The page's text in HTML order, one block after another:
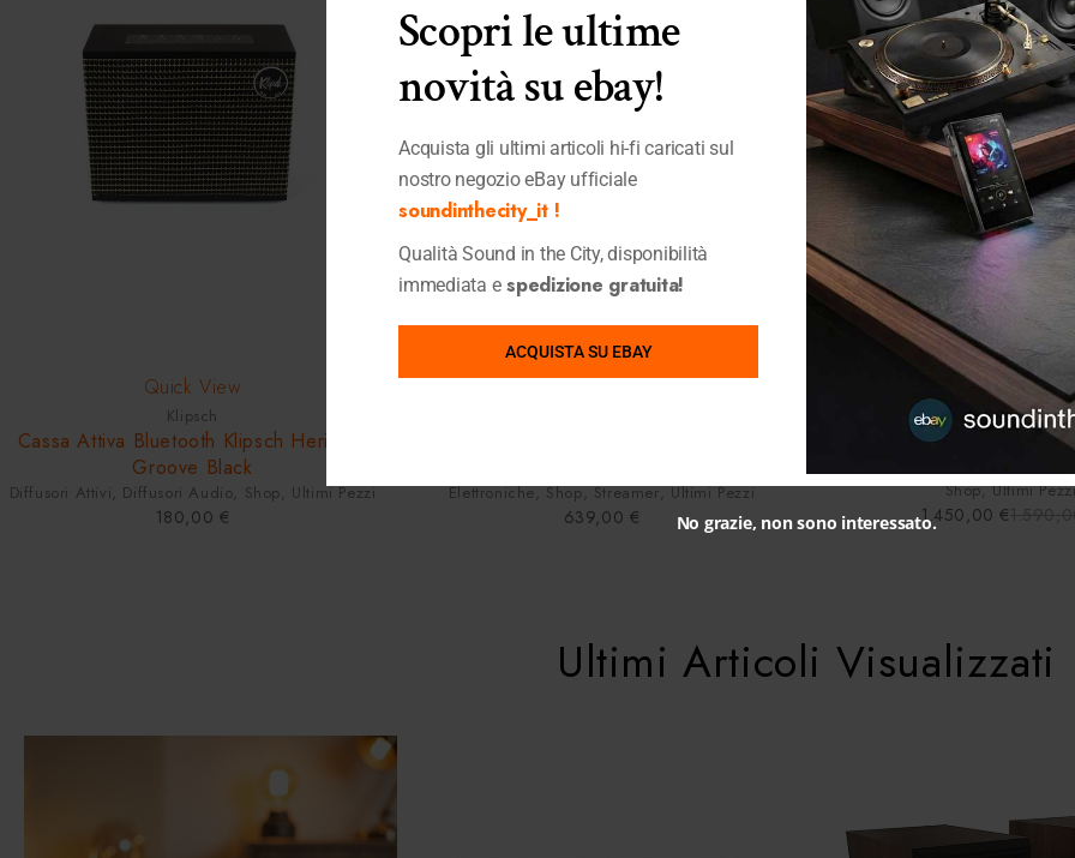
Quick View
Klipsch
Cassa Attiva Bluetooth Klipsch Heritage
Groove Black
Diffusori Attivi Diffusori Audio Shop Ultimi Pezzi
180,00 €
Quick View
Elettroniche,Shop,Streamer,Ultimi Pezzi
639,00 €
Quick View
NAD
NAD C 700 V2
Shop,Ultimi
1.450,00€
Ultimi Articoli Visualizzati
Scopri le ultime
novità su ebay!
Acquista gli ultimi articoli hi-fi caricati sul
nostro negozio eBay ufficiale
soundinthecity_it !
Qualità Sound in the City, disponibilità
immediata espedizione gratuita!
ACQUISTA SU EBAY
No grazie, non sono interessato.